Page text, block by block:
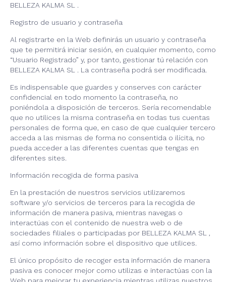
BELLEZA KALMA SL .
Registro de usuario y contraseña
Al registrarte en la Web definirás un usuario y contraseña
que te permitirá iniciar sesión, en cualquier momento, como
“Usuario Registrado” y, por tanto, gestionar tú relación con
BELLEZA KALMA SL . La contraseña podrá ser modificada.
Es indispensable que guardes y conserves con carácter
confidencial en todo momento la contraseña, no
poniéndola a disposición de terceros. Sería recomendable
que no utilices la misma contraseña en todas tus cuentas
personales de forma que, en caso de que cualquier tercero
acceda a las mismas de forma no consentida o ilícita, no
pueda acceder a las diferentes cuentas que tengas en
diferentes sites.
Información recogida de forma pasiva
En la prestación de nuestros servicios utilizaremos
software y/o servicios de terceros para la recogida de
información de manera pasiva, mientras navegas o
interactúas con el contenido de nuestra web o de
sociedades filiales o participadas por BELLEZA KALMA SL ,
así como información sobre el dispositivo que utilices.
El único propósito de recoger esta información de manera
pasiva es conocer mejor como utilizas e interactúas con la